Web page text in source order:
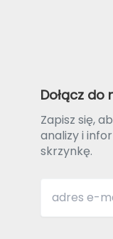
Dołącz do
Zapisz się,
analizy i
skrzynkę.